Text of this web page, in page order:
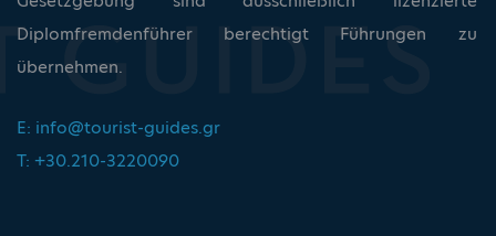
Diplomfremdenführer berechtigt Führungen zu
übernehmen.
E: info@tourist-guides.gr
T: +30.210-3220090